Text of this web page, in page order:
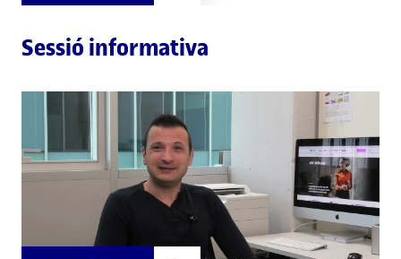
Sessió informativa